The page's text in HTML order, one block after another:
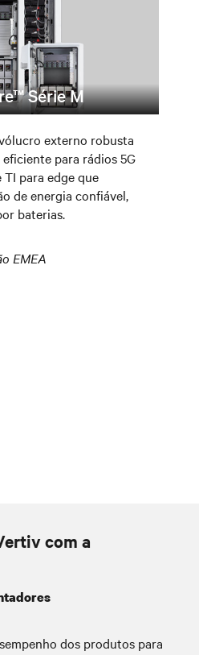
Série M
externo robusta
para rádios 5G
para edge que
de energia confiável,
baterias.
EMEA
com a
dos produtos para